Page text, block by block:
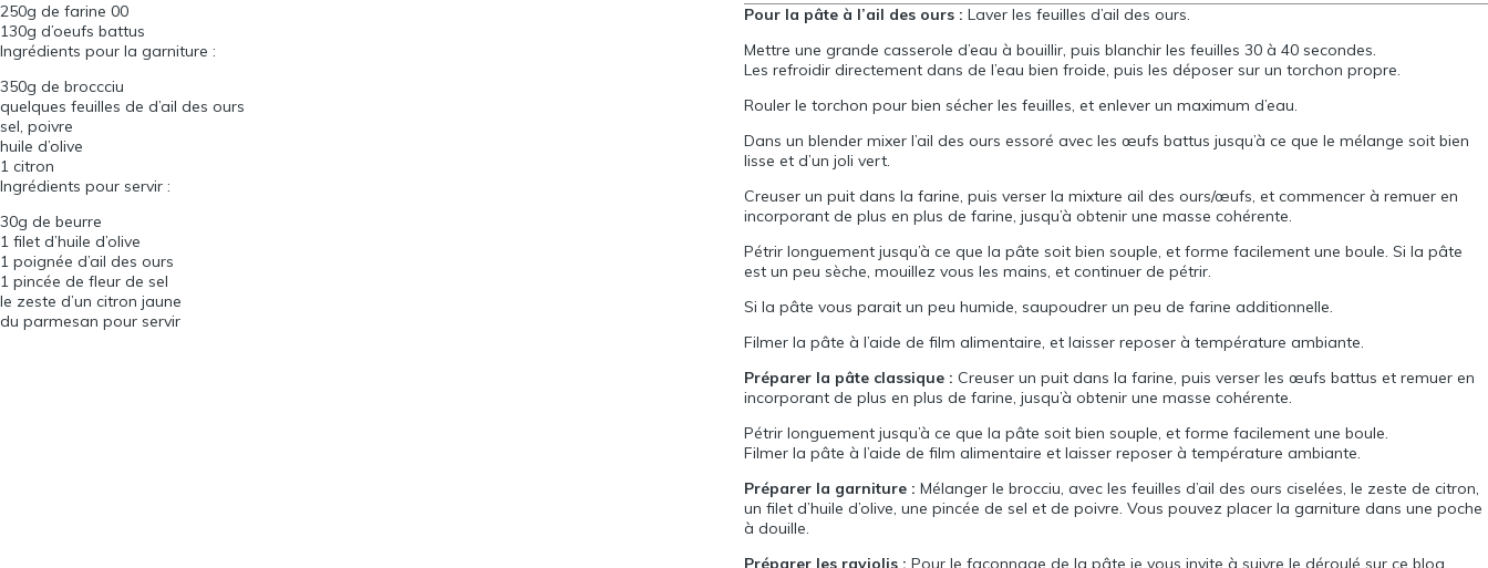
250g de farine 00
130g d’oeufs battus
Ingrédients pour la garniture :
350g de broccciu
quelques feuilles de d’ail des ours
sel, poivre
huile d’olive
1 citron
Ingrédients pour servir :
30g de beurre
1 filet d’huile d’olive
1 poignée d’ail des ours
1 pincée de fleur de sel
le zeste d’un citron jaune
du parmesan pour servir
Pour la pâte à l’ail des ours : Laver les feuilles d’ail des ours.
Mettre une grande casserole d’eau à bouillir, puis blanchir les feuilles 30 à 40 secondes.
Les refroidir directement dans de l’eau bien froide, puis les déposer sur un torchon propre.
Rouler le torchon pour bien sécher les feuilles, et enlever un maximum d’eau.
Dans un blender mixer l’ail des ours essoré avec les œufs battus jusqu’à ce que le mélange soit bien
lisse et d’un joli vert.
Creuser un puit dans la farine, puis verser la mixture ail des ours/œufs, et commencer à remuer en
incorporant de plus en plus de farine, jusqu’à obtenir une masse cohérente.
Pétrir longuement jusqu’à ce que la pâte soit bien souple, et forme facilement une boule. Si la pâte
est un peu sèche, mouillez vous les mains, et continuer de pétrir.
Si la pâte vous parait un peu humide, saupoudrer un peu de farine additionnelle.
Filmer la pâte à l’aide de film alimentaire, et laisser reposer à température ambiante.
Préparer la pâte classique : Creuser un puit dans la farine, puis verser les œufs battus et remuer en
incorporant de plus en plus de farine, jusqu’à obtenir une masse cohérente.
Pétrir longuement jusqu’à ce que la pâte soit bien souple, et forme facilement une boule.
Filmer la pâte à l’aide de film alimentaire et laisser reposer à température ambiante.
Préparer la garniture : Mélanger le brocciu, avec les feuilles d’ail des ours ciselées, le zeste de citron,
un filet d’huile d’olive, une pincée de sel et de poivre. Vous pouvez placer la garniture dans une poche
à douille.
Préparer les raviolis : Pour le façonnage de la pâte je vous invite à suivre le déroulé sur ce blog.